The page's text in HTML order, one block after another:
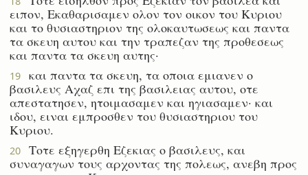
ειπον, Εκαθαρισαμεν ολον τον οικον του Κυριου
και το θυσιαστηριον της ολοκαυτωσεως και παντα
τα σκευη αυτου και την τραπεζαν της προθεσεως
και παντα τα σκευη αυτης·
19
και παντα τα σκευη, τα οποια εμιανεν ο
βασιλευς Αχαζ επι της βασιλειας αυτου, οτε
απεστατησεν, ητοιμασαμεν και ηγιασαμεν· και
ιδου, ειναι εμπροσθεν του θυσιαστηριου του
Κυριου.
20
Τοτε εξηγερθη Εζεκιας ο βασιλευς, και
συναγαγων τους αρχοντας της πολεως, ανεβη προς